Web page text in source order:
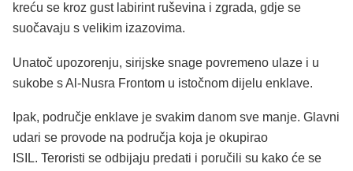
kreću se kroz gust labirint ruševina i zgrada, gdje se
suočavaju s velikim izazovima.
Unatoč upozorenju, sirijske snage povremeno ulaze i u
sukobe s Al-Nusra Frontom u istočnom dijelu enklave.
Ipak, područje enklave je svakim danom sve manje. Glavni
udari se provode na područja koja je okupirao
ISIL. Teroristi se odbijaju predati i poručili su kako će se